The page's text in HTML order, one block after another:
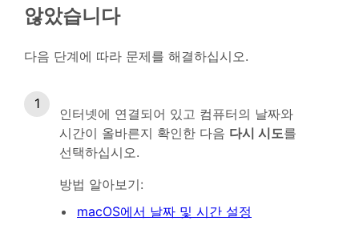
않았습니다
다음 단계에 따라 문제를 해결하십시오.
인터넷에 연결되어 있고 컴퓨터의 날짜와
시간이 올바른지 확인한 다음 다시 시도를
선택하십시오.
방법 알아보기:
macOS에서 날짜 및 시간 설정